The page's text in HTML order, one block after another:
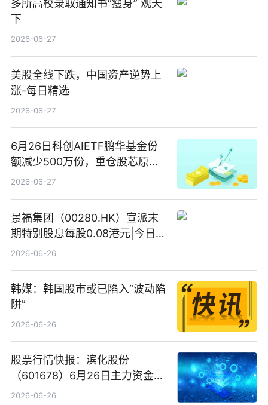
多所高校录取通知书“瘦身” 观天
下
2026-06-27
美股全线下跌，中国资产逆势上
涨-每日精选
2026-06-27
6月26日科创AIETF鹏华基金份
额减少500万份，重仓股芯原股
份、寒武纪、澜起科技 观速讯
2026-06-27
景福集团（00280.HK）宣派末
期特别股息每股0.08港元|今日快
看
2026-06-26
韩媒：韩国股市或已陷入“波动陷
阱”
2026-06-26
股票行情快报：滨化股份
（601678）6月26日主力资金净
卖出5964.34万元
2026-06-26